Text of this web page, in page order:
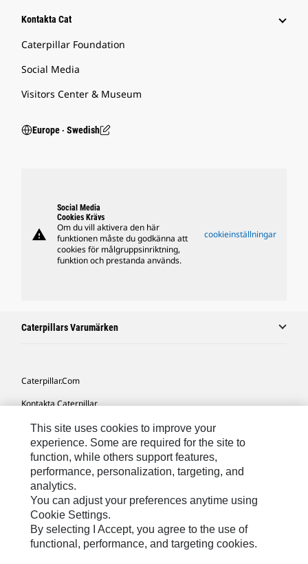
Kontakta Cat
Caterpillar Foundation
Social Media
Visitors Center & Museum
Europe ‧ Swedish
warning
Social Media
Cookies Krävs
Om du vill aktivera den här
funktionen måste du godkänna att
cookies för målgruppsinriktning,
funktion och prestanda används.
cookieinställningar
Caterpillars Varumärken
Caterpillar.com
Kontakta Caterpillar
Mina Marknadsföringspreferenser
Platskarta
Cookie Settings
Juridiskt
Sekretess
This site uses cookies to improve your
experience. Some are required for the site to
function, while others support features,
performance, personalization, targeting, and
analytics.
You can adjust your preferences anytime using
Cookie Settings.
By selecting I Accept, you agree to the use of
functional, performance, and targeting cookies.